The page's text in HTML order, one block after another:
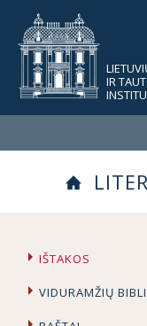
IR
IŠTAKOS
VIDURAMŽIŲ